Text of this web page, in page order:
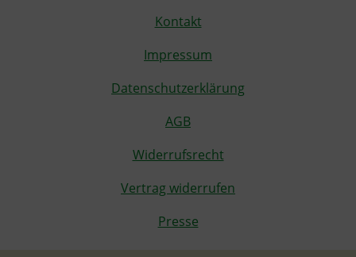
Kontakt
Impressum
Datenschutzerklärung
AGB
Widerrufsrecht
Vertrag widerrufen
Presse